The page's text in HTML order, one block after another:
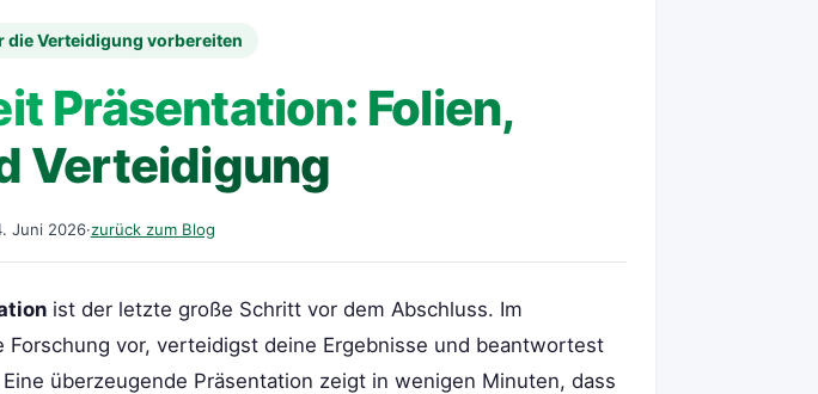
die Verteidigung vorbereiten
Präsentation: Folien,
Verteidigung
Juni 2026·zurück zum Blog
ist der letzte große Schritt vor dem Abschluss. Im
Forschung vor, verteidigst deine Ergebnisse und beantwortest
überzeugende Präsentation zeigt in wenigen Minuten, dass